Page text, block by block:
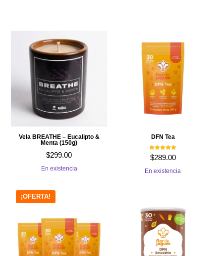
Vela BREATHE – Eucalipto &
Menta (150g)
$299.00
En existencia
DFN Tea
Valorado con
5.00
$289.00
En existencia
¡OFERTA!